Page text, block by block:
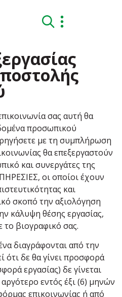
σας αυτή θα
προσωπικού
με τη συμπλήρωση
θα επεξεργαστούν
και συνεργάτες της
οι οποίοι έχουν
και
σκοπό την αξιολόγηση
κάλυψη θέσης εργασίας,
το βιογραφικό σας.
διαγράφονται από την
ότι δε θα γίνει προσφορά
εργασίας) δε γίνεται
εντός έξι (6) μηνών
επικοινωνίας ή από